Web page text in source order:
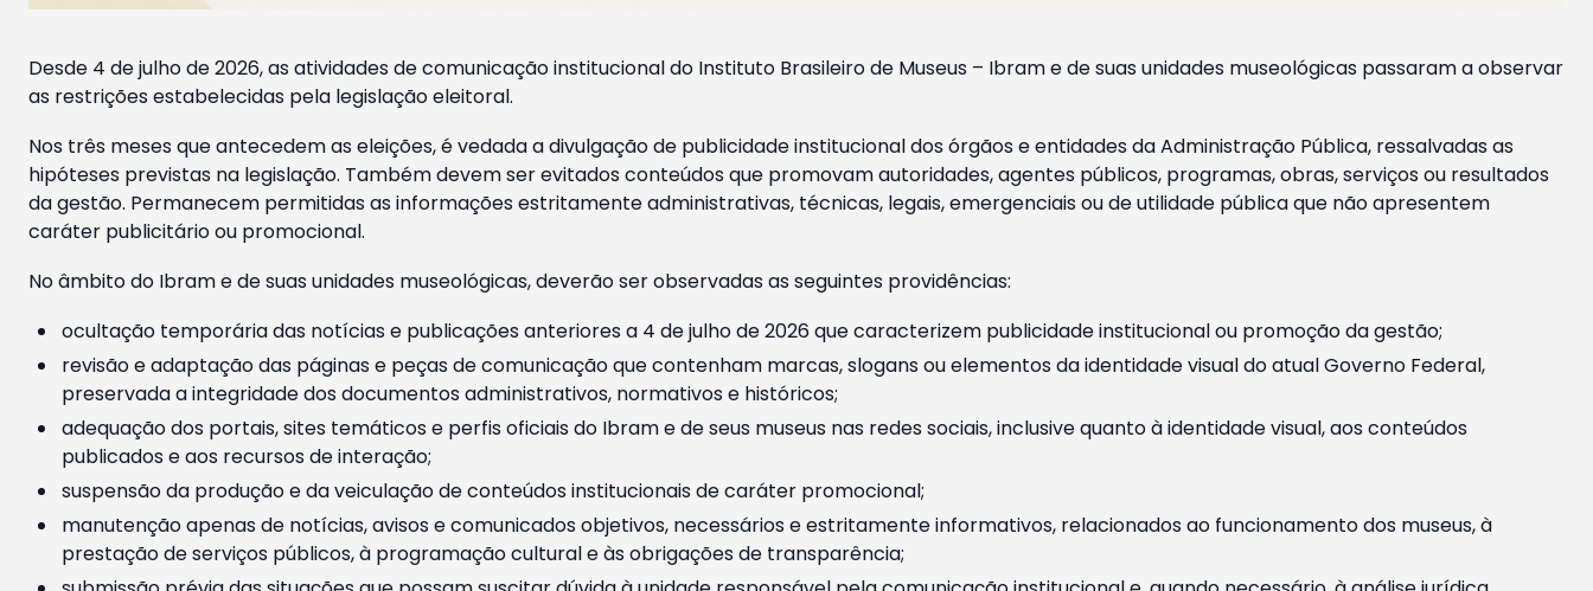
Desde 4 de julho de 2026, as atividades de comunicação institucional do Instituto Brasileiro de Museus – Ibram e de suas unidades museológicas passaram a observar
as restrições estabelecidas pela legislação eleitoral.
Nos três meses que antecedem as eleições, é vedada a divulgação de publicidade institucional dos órgãos e entidades da Administração Pública, ressalvadas as
hipóteses previstas na legislação. Também devem ser evitados conteúdos que promovam autoridades, agentes públicos, programas, obras, serviços ou resultados
da gestão. Permanecem permitidas as informações estritamente administrativas, técnicas, legais, emergenciais ou de utilidade pública que não apresentem
caráter publicitário ou promocional.
No âmbito do Ibram e de suas unidades museológicas, deverão ser observadas as seguintes providências:
ocultação temporária das notícias e publicações anteriores a 4 de julho de 2026 que caracterizem publicidade institucional ou promoção da gestão;
revisão e adaptação das páginas e peças de comunicação que contenham marcas, slogans ou elementos da identidade visual do atual Governo Federal,
preservada a integridade dos documentos administrativos, normativos e históricos;
adequação dos portais, sites temáticos e perfis oficiais do Ibram e de seus museus nas redes sociais, inclusive quanto à identidade visual, aos conteúdos
publicados e aos recursos de interação;
suspensão da produção e da veiculação de conteúdos institucionais de caráter promocional;
manutenção apenas de notícias, avisos e comunicados objetivos, necessários e estritamente informativos, relacionados ao funcionamento dos museus, à
prestação de serviços públicos, à programação cultural e às obrigações de transparência;